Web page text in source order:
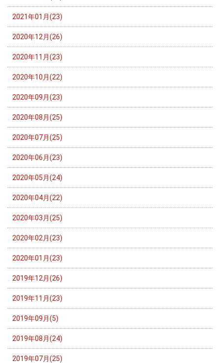
2021年01月(23)
2020年12月(26)
2020年11月(23)
2020年10月(22)
2020年09月(23)
2020年08月(25)
2020年07月(25)
2020年06月(23)
2020年05月(24)
2020年04月(22)
2020年03月(25)
2020年02月(23)
2020年01月(23)
2019年12月(26)
2019年11月(23)
2019年09月(5)
2019年08月(24)
2019年07月(25)